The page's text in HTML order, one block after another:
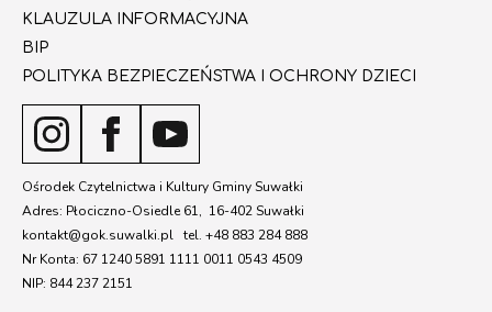
KLAUZULA INFORMACYJNA
BIP
POLITYKA BEZPIECZEŃSTWA I OCHRONY DZIECI
Ośrodek Czytelnictwa i Kultury Gminy Suwałki
Adres: Płociczno-Osiedle 61, 16-402 Suwałki
kontakt@gok.suwalki.pl tel. +48 883 284 888
Nr Konta: 67 1240 5891 1111 0011 0543 4509
NIP: 844 237 2151